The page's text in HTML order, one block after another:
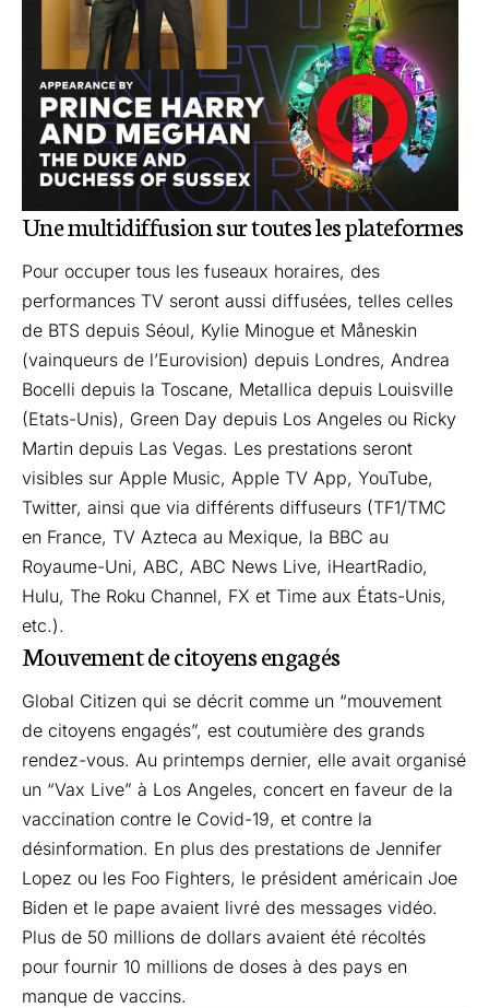
Une multidiffusion sur toutes les plateformes
Pour occuper tous les fuseaux horaires, des
performances TV seront aussi diffusées, telles celles
de BTS depuis Séoul, Kylie Minogue et Måneskin
(vainqueurs de l’Eurovision) depuis Londres, Andrea
Bocelli depuis la Toscane, Metallica depuis Louisville
(Etats-Unis), Green Day depuis Los Angeles ou Ricky
Martin depuis Las Vegas. Les prestations seront
visibles sur Apple Music, Apple TV App, YouTube,
Twitter, ainsi que via différents diffuseurs (TF1/TMC
en France, TV Azteca au Mexique, la BBC au
Royaume-Uni, ABC, ABC News Live, iHeartRadio,
Hulu, The Roku Channel, FX et Time aux États-Unis,
etc.).
Mouvement de citoyens engagés
Global Citizen qui se décrit comme un “mouvement
de citoyens engagés”, est coutumière des grands
rendez-vous. Au printemps dernier, elle avait organisé
un “Vax Live” à Los Angeles, concert en faveur de la
vaccination contre le Covid-19, et contre la
désinformation. En plus des prestations de Jennifer
Lopez ou les Foo Fighters, le président américain Joe
Biden et le pape avaient livré des messages vidéo.
Plus de 50 millions de dollars avaient été récoltés
pour fournir 10 millions de doses à des pays en
manque de vaccins.